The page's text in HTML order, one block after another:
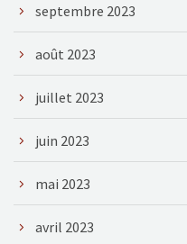
septembre 2023
août 2023
juillet 2023
juin 2023
mai 2023
avril 2023